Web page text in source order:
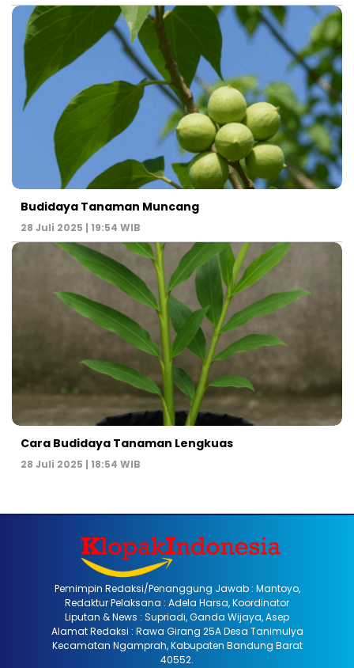
Budidaya Tanaman Muncang
28 Juli 2025 | 19:54 WIB
Cara Budidaya Tanaman Lengkuas
28 Juli 2025 | 18:54 WIB
Pemimpin Redaksi/Penanggung Jawab : Mantoyo,
Redaktur Pelaksana : Adela Harsa, Koordinator
Liputan & News : Supriadi, Ganda Wijaya, Asep
Alamat Redaksi : Rawa Girang 25A Desa Tanimulya
Kecamatan Ngamprah, Kabupaten Bandung Barat
40552.